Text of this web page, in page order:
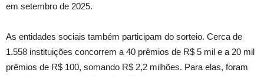
em setembro de 2025.
As entidades sociais também participam do sorteio. Cerca de
1.558 instituições concorrem a 40 prêmios de R$ 5 mil e a 20 mil
prêmios de R$ 100, somando R$ 2,2 milhões. Para elas, foram